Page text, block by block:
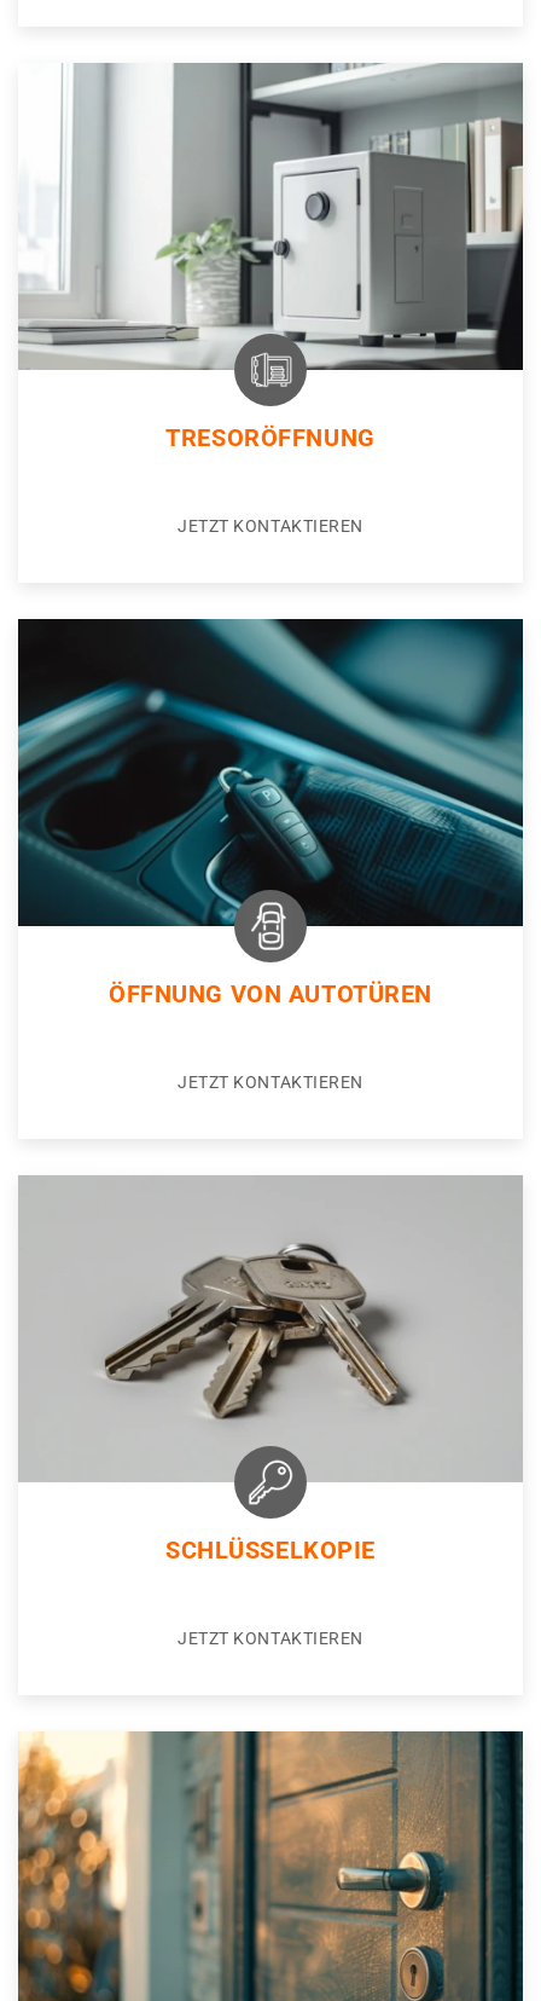
TRESORÖFFNUNG
JETZT KONTAKTIEREN
ÖFFNUNG VON AUTOTÜREN
JETZT KONTAKTIEREN
SCHLÜSSELKOPIE
JETZT KONTAKTIEREN